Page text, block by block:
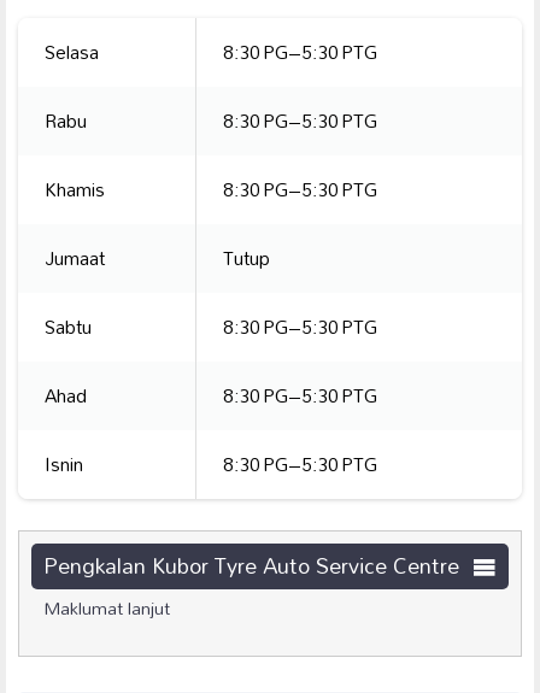
Selasa
8:30 PG–5:30 PTG
Rabu
8:30 PG–5:30 PTG
Khamis
8:30 PG–5:30 PTG
Jumaat
Tutup
Sabtu
8:30 PG–5:30 PTG
Ahad
8:30 PG–5:30 PTG
Isnin
8:30 PG–5:30 PTG
Pengkalan Kubor Tyre Auto Service Centre
Maklumat lanjut